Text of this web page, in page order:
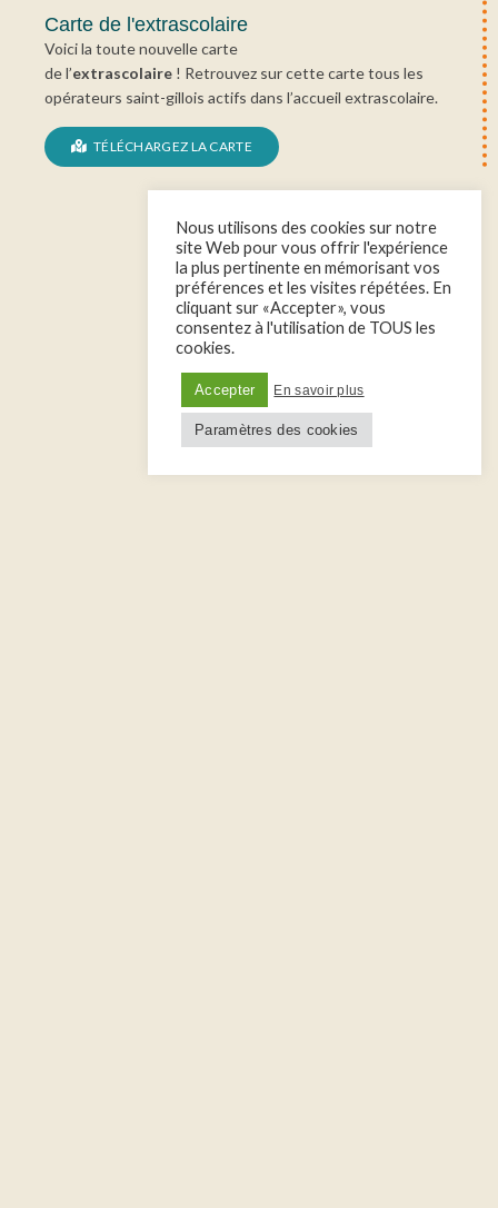
Carte de l'extrascolaire
Voici la toute nouvelle carte
de l’extrascolaire! Retrouvez sur cette carte tous les
opérateurs saint-gillois actifs dans l’accueil extrascolaire.
TÉLÉCHARGEZ LA CARTE
Nous utilisons des cookies sur notre
site Web pour vous offrir l'expérience
la plus pertinente en mémorisant vos
préférences et les visites répétées. En
cliquant sur «Accepter», vous
consentez à l'utilisation de TOUS les
cookies.
Accepter En savoir plus
Paramètres des cookies